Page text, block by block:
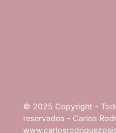
© 2025 Copyright -
reservados - Carlos